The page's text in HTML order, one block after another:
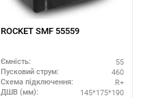
ROCKET SMF 55559
Ємність: 55
Пусковий струм: 460
Схема підключення: R+
ДШВ (мм): 145*175*190